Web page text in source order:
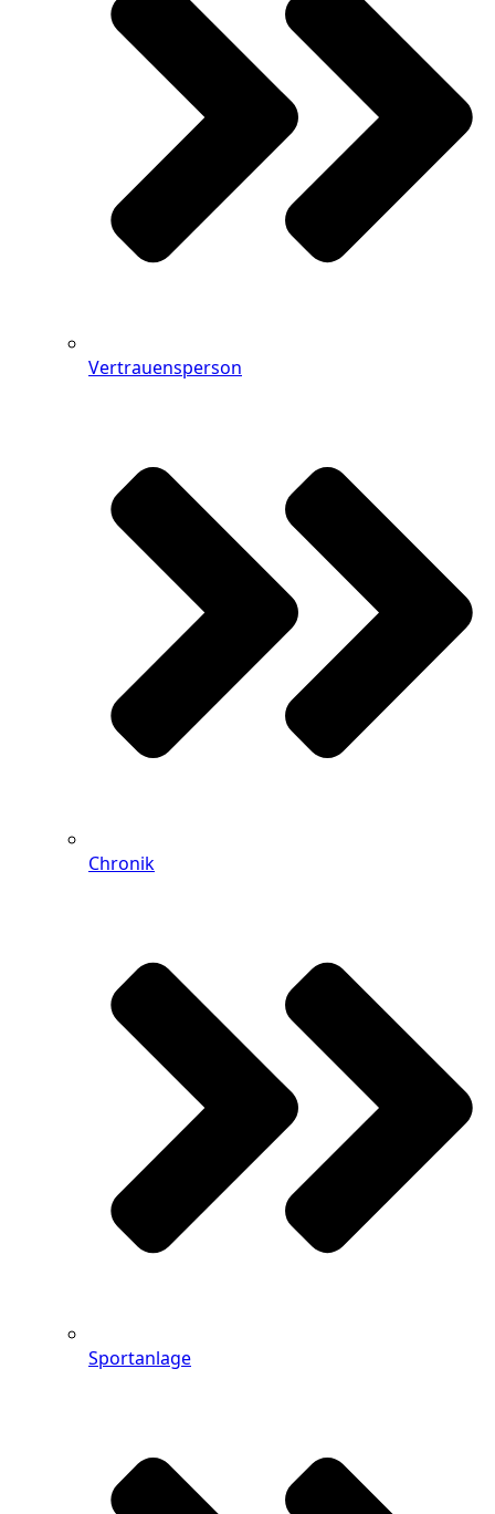
Vertrauensperson
Chronik
Sportanlage